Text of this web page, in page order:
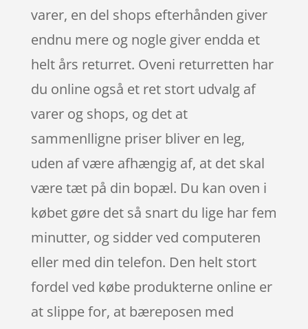
varer, en del shops efterhånden giver
endnu mere og nogle giver endda et
helt års returret. Oveni returretten har
du online også et ret stort udvalg af
varer og shops, og det at
sammenlligne priser bliver en leg,
uden af være afhængig af, at det skal
være tæt på din bopæl. Du kan oven i
købet gøre det så snart du lige har fem
minutter, og sidder ved computeren
eller med din telefon. Den helt stort
fordel ved købe produkterne online er
at slippe for, at bæreposen med